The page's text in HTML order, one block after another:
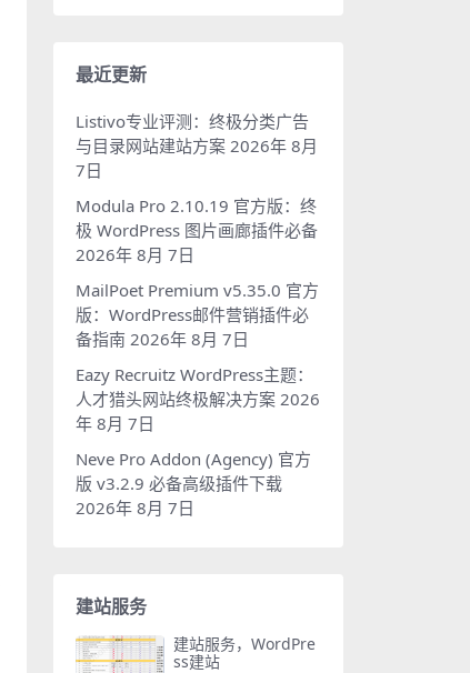
最近更新
Listivo专业评测：终极分类广告
与目录网站建站方案 2026年 8月
7日
Modula Pro 2.10.19 官方版：终
极 WordPress 图片画廊插件必备
2026年 8月 7日
MailPoet Premium v5.35.0 官方
版：WordPress邮件营销插件必
备指南 2026年 8月 7日
Eazy Recruitz WordPress主题：
人才猎头网站终极解决方案 2026
年 8月 7日
Neve Pro Addon (Agency) 官方
版 v3.2.9 必备高级插件下载
2026年 8月 7日
建站服务
建站服务，WordPre
ss建站